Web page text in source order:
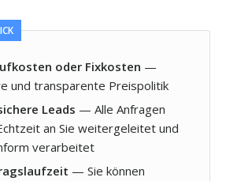
oder Fixkosten —
und transparente Preispolitik
Leads — Alle Anfragen
an Sie weitergeleitet und
verarbeitet
— Sie können